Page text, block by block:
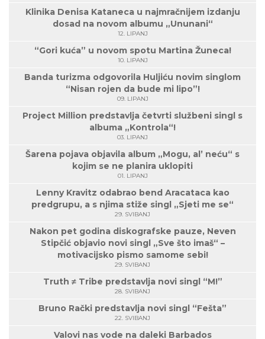
Klinika Denisa Kataneca u najmračnijem izdanju
dosad na novom albumu „Ununani“
12. LIPANJ
“Gori kuća” u novom spotu Martina Žuneca!
10. LIPANJ
Banda turizma odgovorila Huljiću novim singlom
“Nisan rojen da bude mi lipo”!
09. LIPANJ
Project Million predstavlja četvrti službeni singl s
albuma „Kontrola“!
03. LIPANJ
Šarena pojava objavila album „Mogu, al’ neću“ s
kojim se ne planira uklopiti
01. LIPANJ
Lenny Kravitz odabrao bend Aracataca kao
predgrupu, a s njima stiže singl „Sjeti me se“
29. SVIBANJ
Nakon pet godina diskografske pauze, Neven
Stipčić objavio novi singl „Sve što imaš“ –
motivacijsko pismo samome sebi!
29. SVIBANJ
Truth ≠ Tribe predstavlja novi singl “M!”
28. SVIBANJ
Bruno Rački predstavlja novi singl “Fešta”
22. SVIBANJ
Valovi nas vode na daleki Barbados